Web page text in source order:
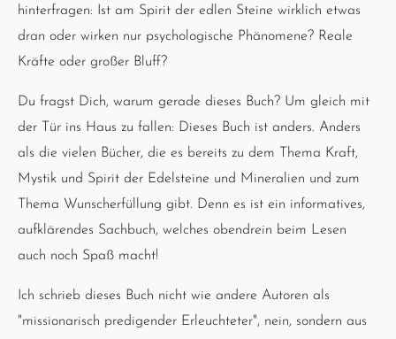
hinterfragen: Ist am Spirit der edlen Steine wirklich etwas
dran oder wirken nur psychologische Phänomene? Reale
Kräfte oder großer Bluff?
Du fragst Dich, warum gerade dieses Buch? Um gleich mit
der Tür ins Haus zu fallen: Dieses Buch ist anders. Anders
als die vielen Bücher, die es bereits zu dem Thema Kraft,
Mystik und Spirit der Edelsteine und Mineralien und zum
Thema Wunscherfüllung gibt. Denn es ist ein informatives,
aufklärendes Sachbuch, welches obendrein beim Lesen
auch noch Spaß macht!
Ich schrieb dieses Buch nicht wie andere Autoren als
"missionarisch predigender Erleuchteter", nein, sondern aus